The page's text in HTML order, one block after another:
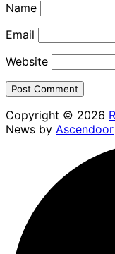
Name
Email
Website
Copyright © 2026
News by Ascendoor